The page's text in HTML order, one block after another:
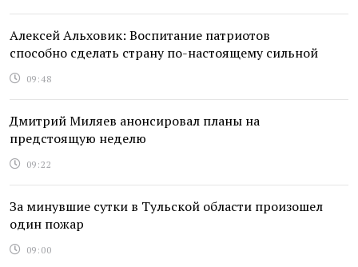
Алексей Альховик: Воспитание патриотов
способно сделать страну по-настоящему сильной
09:48
Дмитрий Миляев анонсировал планы на
предстоящую неделю
09:22
За минувшие сутки в Тульской области произошел
один пожар
09:00